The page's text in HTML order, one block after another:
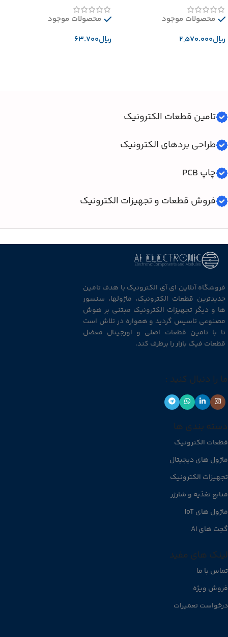
محصولات موجود
﷼
محصولات موجود
﷼
تامین قطعات الکترونیک
طراحی بردهای الکترونیک
چاپ PCB
فروش قطعات و تجهیزات الکترونیک
فروشگاه آنلاین ای آی الکترونیک با هدف تامین
جدیدترین قطعات الکترونیک، ماژولها، سنسور
ها و دیگر تجهیزات الکترونیک مبتنی بر هوش
مصنوعی تاسیس گردید و همواره در تلاش است
تا با تامین قطعات اصلی و اورجینال معضل
قطعات فیک بازار را برطرف کند.
ما را دنبال کنید :
دسته بندی ها
قطعات الکترونیک
ماژول های دیجیتال
تجهیزات الکترونیک
منابع تغذیه و شارژر
ماژول های IoT
گجت های AI
لینک های مفید
تماس با ما
فروش ویژه
درخواست تعمیرات